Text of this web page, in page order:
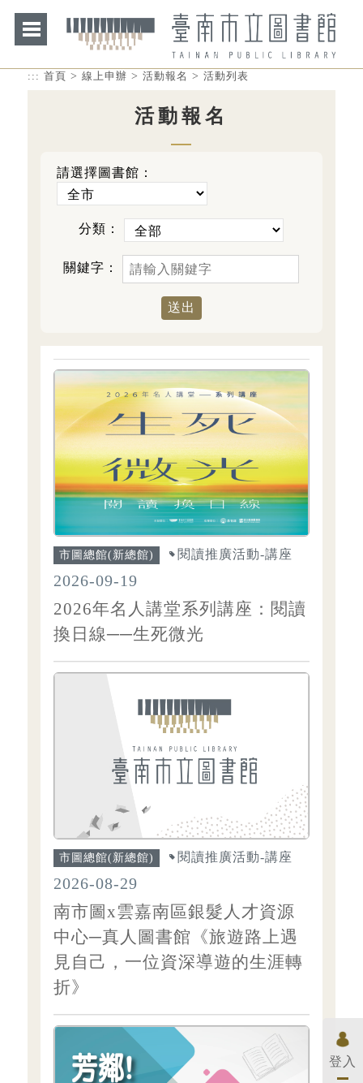
登入
::: 首頁 > 線上申辦 > 活動報名 > 活動列表
活動報名
請選擇圖書館：
分類：
關鍵字：
市圖總館(新總館) 閱讀推廣活動-講座
2026-09-19
2026年名人講堂系列講座：閱讀
換日線──生死微光
市圖總館(新總館) 閱讀推廣活動-講座
2026-08-29
南市圖x雲嘉南區銀髮人才資源
中心─真人圖書館《旅遊路上遇
見自己，一位資深導遊的生涯轉
折》